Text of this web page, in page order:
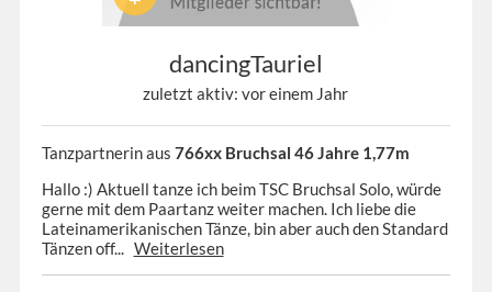
dancingTauriel
zuletzt aktiv: vor einem Jahr
Tanzpartnerin aus 766xx Bruchsal 46 Jahre 1,77m
Hallo :) Aktuell tanze ich beim TSC Bruchsal Solo, würde
gerne mit dem Paartanz weiter machen. Ich liebe die
Lateinamerikanischen Tänze, bin aber auch den Standard
Tänzen off... Weiterlesen